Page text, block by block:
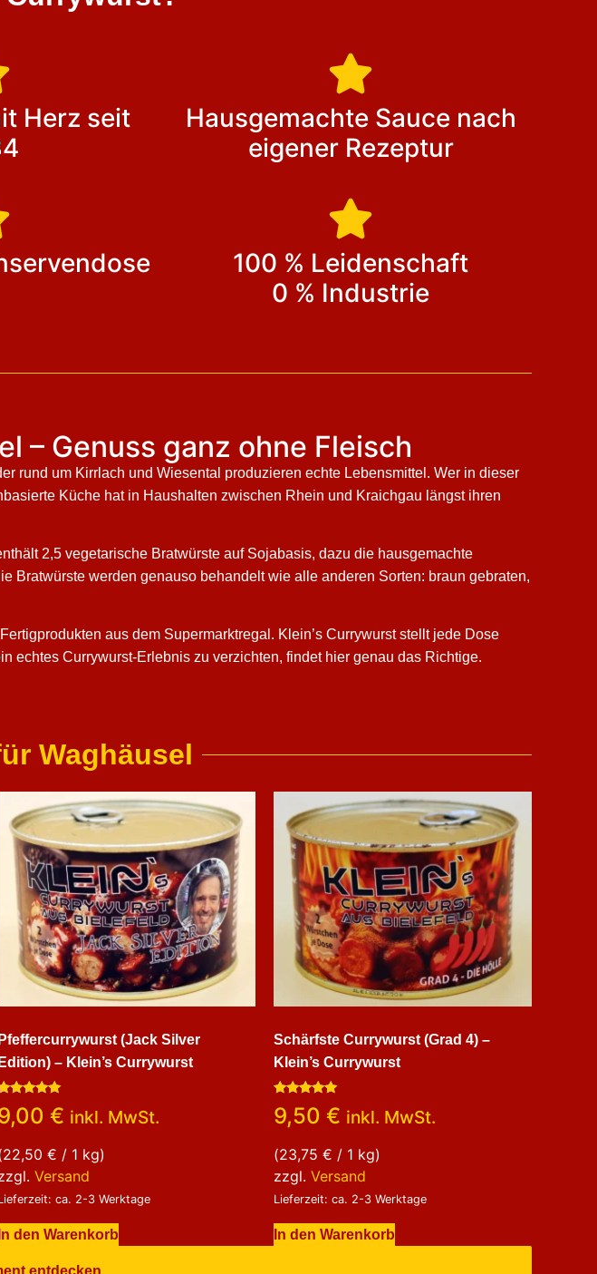
Herz seit
Hausgemachte Sauce nach
eigener Rezeptur
100 % Leidenschaft
0 % Industrie
– Genuss ganz ohne Fleisch
rund um Kirrlach und Wiesental produzieren echte Lebensmittel. Wer in dieser
Küche hat in Haushalten zwischen Rhein und Kraichgau längst ihren
2,5 vegetarische Bratwürste auf Sojabasis, dazu die hausgemachte
Bratwürste werden genauso behandelt wie alle anderen Sorten: braun gebraten,
aus dem Supermarktregal. Klein’s Currywurst stellt jede Dose
echtes Currywurst-Erlebnis zu verzichten, findet hier genau das Richtige.
Waghäusel
Pfeffercurrywurst (Jack Silver
Edition) – Klein’s Currywurst
Bewertet
5.00
€ inkl. MwSt.
22,50 € / 1 kg)
Versand
ca. 2-3 Werktage
In den Warenkorb
Schärfste Currywurst (Grad 4) –
Klein’s Currywurst
Bewertet
mit
5.00
9,50 € inkl. MwSt.
(23,75 € / 1 kg)
zzgl. Versand
Lieferzeit: ca. 2-3 Werktage
In den Warenkorb
entdecken